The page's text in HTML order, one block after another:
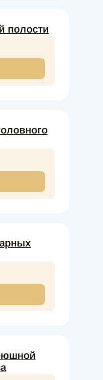
полости